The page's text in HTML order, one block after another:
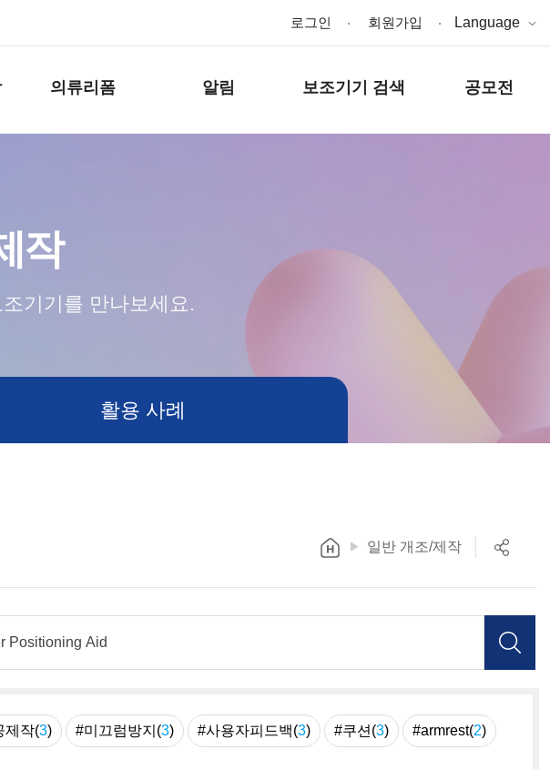
로그인 회원가입 Language
의류리폼 알림 보조기기 검색 공모전
작
기기를 만나보세요.
활용 사례
일반 개조/제작
제작(3) #미끄럼방지(3) #사용자피드백(3) #쿠션(3) #armrest(2)